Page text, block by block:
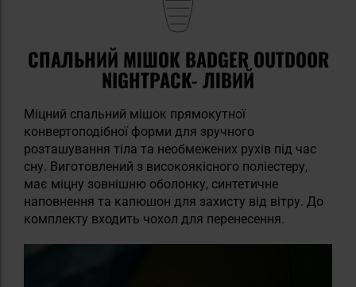
СПАЛЬНИЙ МІШОК BADGER OUTDOOR
NIGHTPACK- ЛІВИЙ
Міцний спальний мішок прямокутної
конвертоподібної форми для зручного
розташування тіла та необмежених рухів під час
сну. Виготовлений з високоякісного поліестеру,
має міцну зовнішню оболонку, синтетичне
наповнення та капюшон для захисту від вітру. До
комплекту входить чохол для перенесення.